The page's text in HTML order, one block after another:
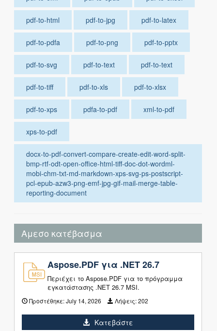
pdf-to-html pdf-to-jpg pdf-to-latex
pdf-to-pdfa pdf-to-png pdf-to-pptx
pdf-to-svg pdf-to-text pdf-to-text
pdf-to-tiff pdf-to-xls pdf-to-xlsx
pdf-to-xps pdfa-to-pdf xml-to-pdf
xps-to-pdf
docx-to-pdf-convert-compare-create-edit-word-split-
bmp-rtf-odt-open-office-html-tiff-doc-dot-wordml-
mobi-chm-txt-md-markdown-xps-svg-ps-postscript-
pcl-epub-azw3-png-emf-jpg-gif-mail-merge-table-
reporting-document
Αμεσο κατέβασμα
Aspose.PDF για .NET 26.7
Περιέχει το Aspose.PDF για το πρόγραμμα
εγκατάστασης .NET 26.7 MSI.
Προστέθηκε:July 14, 2026 Λήψεις:202
Κατεβάστε